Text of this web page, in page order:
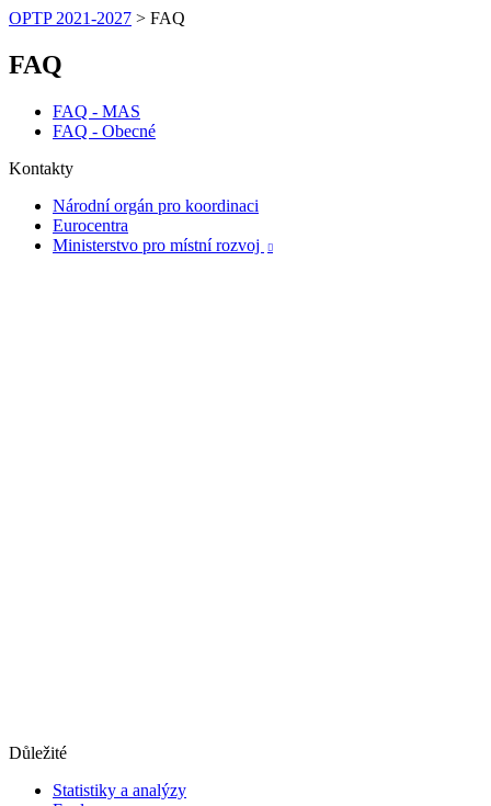
OPTP 2021-2027 > FAQ
FAQ
FAQ - MAS
FAQ - Obecné
Kontakty
Národní orgán pro koordinaci
Eurocentra
Ministerstvo pro místní rozvoj

Důležité
Statistiky a analýzy